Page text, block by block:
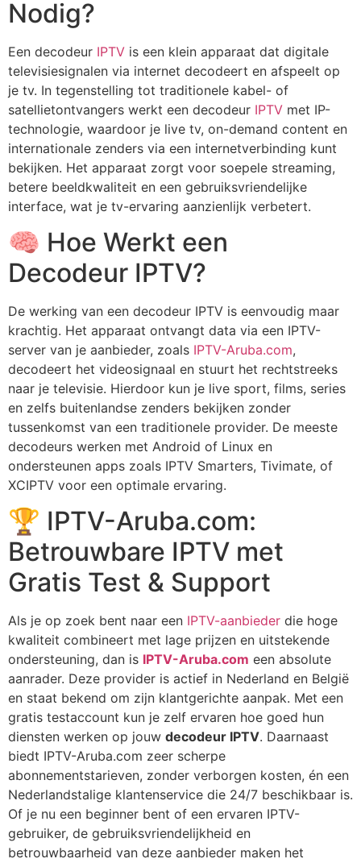
Nodig?
Een decodeur IPTV is een klein apparaat dat digitale
televisiesignalen via internet decodeert en afspeelt op
je tv. In tegenstelling tot traditionele kabel- of
satellietontvangers werkt een decodeur IPTV met IP-
technologie, waardoor je live tv, on-demand content en
internationale zenders via een internetverbinding kunt
bekijken. Het apparaat zorgt voor soepele streaming,
betere beeldkwaliteit en een gebruiksvriendelijke
interface, wat je tv-ervaring aanzienlijk verbetert.
🧠 Hoe Werkt een
Decodeur IPTV?
De werking van een decodeur IPTV is eenvoudig maar
krachtig. Het apparaat ontvangt data via een IPTV-
server van je aanbieder, zoals IPTV-Aruba.com,
decodeert het videosignaal en stuurt het rechtstreeks
naar je televisie. Hierdoor kun je live sport, films, series
en zelfs buitenlandse zenders bekijken zonder
tussenkomst van een traditionele provider. De meeste
decodeurs werken met Android of Linux en
ondersteunen apps zoals IPTV Smarters, Tivimate, of
XCIPTV voor een optimale ervaring.
🏆 IPTV-Aruba.com:
Betrouwbare IPTV met
Gratis Test & Support
Als je op zoek bent naar een IPTV-aanbieder die hoge
kwaliteit combineert met lage prijzen en uitstekende
ondersteuning, dan is IPTV-Aruba.com een absolute
aanrader. Deze provider is actief in Nederland en België
en staat bekend om zijn klantgerichte aanpak. Met een
gratis testaccount kun je zelf ervaren hoe goed hun
diensten werken op jouw decodeur IPTV. Daarnaast
biedt IPTV-Aruba.com zeer scherpe
abonnementstarieven, zonder verborgen kosten, én een
Nederlandstalige klantenservice die 24/7 beschikbaar is.
Of je nu een beginner bent of een ervaren IPTV-
gebruiker, de gebruiksvriendelijkheid en
betrouwbaarheid van deze aanbieder maken het